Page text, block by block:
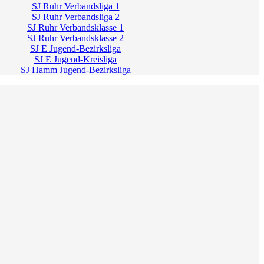
SJ Ruhr Verbandsliga 1
SJ Ruhr Verbandsliga 2
SJ Ruhr Verbandsklasse 1
SJ Ruhr Verbandsklasse 2
SJ E Jugend-Bezirksliga
SJ E Jugend-Kreisliga
SJ Hamm Jugend-Bezirksliga